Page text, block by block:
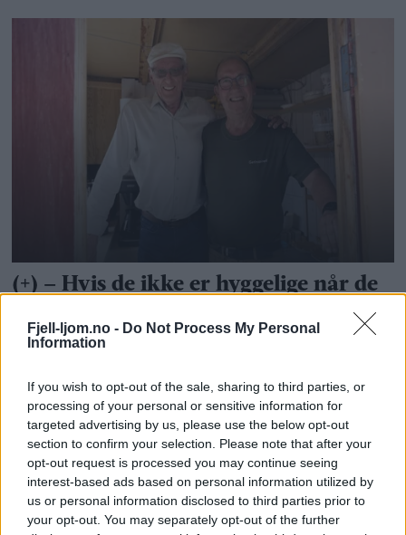
Fjell-ljom.no - Do Not Process My Personal
Information
If you wish to opt-out of the sale, sharing to third parties, or
processing of your personal or sensitive information for
targeted advertising by us, please use the below opt-out
section to confirm your selection. Please note that after your
opt-out request is processed you may continue seeing
interest-based ads based on personal information utilized by
us or personal information disclosed to third parties prior to
your opt-out. You may separately opt-out of the further